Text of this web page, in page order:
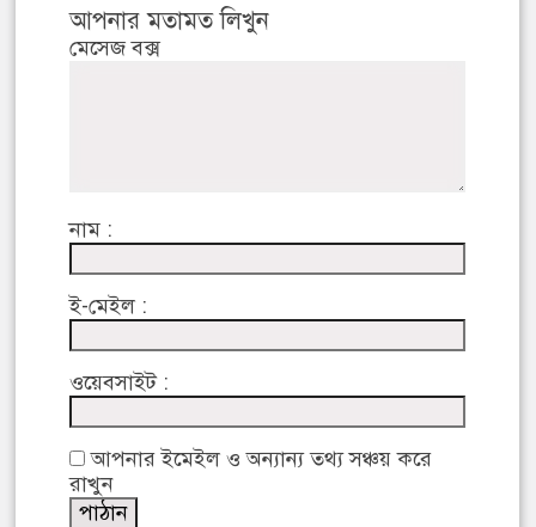
আপনার মতামত লিখুন
মেসেজ বক্স
নাম :
ই-মেইল :
ওয়েবসাইট :
আপনার ইমেইল ও অন্যান্য তথ্য সঞ্চয় করে
রাখুন